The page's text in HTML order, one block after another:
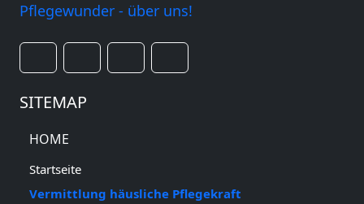
Pflegewunder - über uns!
SITEMAP
HOME
Startseite
Vermittlung häusliche Pflegekraft